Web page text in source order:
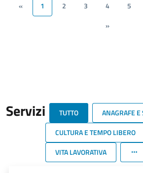
« 1 2 3 4 5
»
Servizi TUTTO
ANAGRAFE E
CULTURA E TEMPO LIBERO
VITA LAVORATIVA